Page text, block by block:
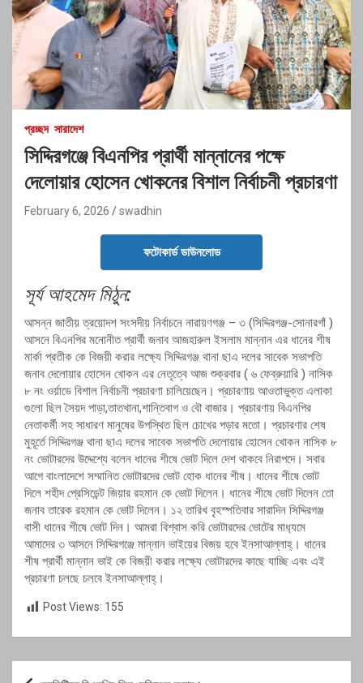
প্রচ্ছদ সারাদেশ
সিদ্দিরগঞ্জে বিএনপির প্রার্থী মান্নানের পক্ষে
দেলোয়ার হোসেন খোকনের বিশাল নির্বাচনী প্রচারণা
February 6, 2026 swadhin
ফটোকার্ড ডাউনলোড
সূর্য আহমেদ মিঠুন:
আসন্ন জাতীয় ত্রয়োদশ সংসদীয় নির্বাচনে নারায়ণগঞ্জ – ৩ (সিদ্দিরগঞ্জ-সোনারগাঁ )
আসনে বিএনপির মনোনীত প্রার্থী জনাব আজহারুল ইসলাম মান্নান এর ধানের শীষ
মার্কা প্রতীক কে বিজয়ী করার লক্ষ্যে সিদ্দিরগঞ্জ থানা ছাএ দলের সাবেক সভাপতি
জনাব দেলোয়ার হোসেন খোকন এর নেতৃত্বে আজ শুক্রবার ( ৬ ফেব্রুয়ারি ) নাসিক
৮ নং ওর্য়াডে বিশাল নির্বাচনী প্রচারণা চালিয়েছেন। প্রচারণায় আওতাভুক্ত এলাকা
গুলো ছিল সৈয়দ পাড়া,তাতখানা,শান্তিবাগ ও বৌ বাজার। প্রচারণায় বিএনপির
নেতাকর্মী সহ সাধারণ মানুষের উপস্থিত ছিল চোখের পড়ার মতো। প্রচারণার শেষ
মুহূর্তে সিদ্দিরগঞ্জ থানা ছাএ দলের সাবেক সভাপতি দেলোয়ার হোসেন খোকন নাসিক ৮
নং ভোটারদের উদ্দেশ্যে বলেন ধানের শীষে ভোট দিলে দেশ থাকবে নিরাপদে। সবার
আগে বাংলাদেশে সম্মানিত ভোটারদের ভোট হোক ধানের শীষ। ধানের শীষে ভোট
দিলে শহীদ প্রেসিডেন্ট জিয়ার রহমান কে ভোট দিলেন। ধানের শীষে ভোট দিলেন তো
জনাব তারেক রহমান কে ভোট দিলেন। ১২ তারিখ বৃহস্পতিবার সারাদিন সিদ্দিরগঞ্জ
বাসী ধানের শীষে ভোট দিন। আমরা বিশ্বাস করি ভোটারদের ভোটের মাধ‍্যমে
আমাদের ৩ আসনে সিদ্দিরগঞ্জে মান্নান ভাইয়ের বিজয় হবে ইনসাআল্লাহ্। ধানের
শীষ প্রার্থী মান্নান ভাই কে বিজয়ী করার লক্ষ্যে ভোটারদের কাছে যাচ্ছি এবং এই
প্রচারণা চলছে চলবে ইনসাআল্লাহ্।
Post Views: 155
Post